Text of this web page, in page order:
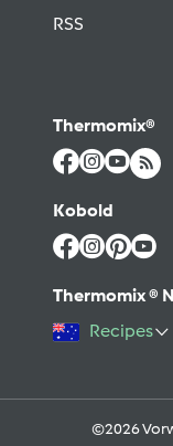
RSS
Thermomix®
Kobold
Thermomix ®
Recipes
©2026